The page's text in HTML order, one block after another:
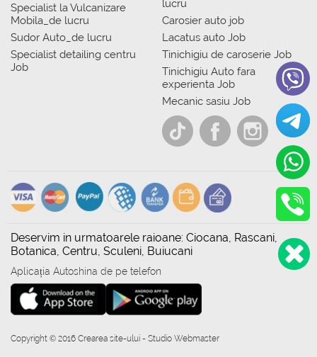
Specialist la Vulcanizare
Mobila_de lucru
Sudor Auto_de lucru
Specialist detailing centru
Job
lucru
Carosier auto job
Lacatus auto Job
Tinichigiu de caroserie Job
Tinichigiu Auto fara
experienta Job
Mecanic sasiu Job
Deservim in urmatoarele raioane: Ciocana, Rascani,
Botanica, Centru, Sculeni, Buiucani
Aplicația Autoshina de pe telefon
Copyright © 2016 Crearea site-ului - Studio Webmaster